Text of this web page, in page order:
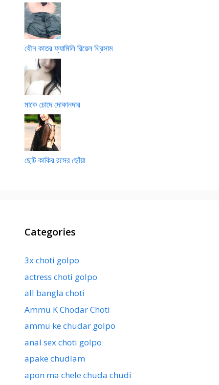
যৌন কাতর ফ্যামিলি রিয়েল থ্রিসাম
মাকে চোদে দোকানদার
ছোট কাকির রসের ছোঁয়া
Categories
3x choti golpo
actress choti golpo
all bangla choti
Ammu K Chodar Choti
ammu ke chudar golpo
anal sex choti golpo
apake chudlam
apon ma chele chuda chudi